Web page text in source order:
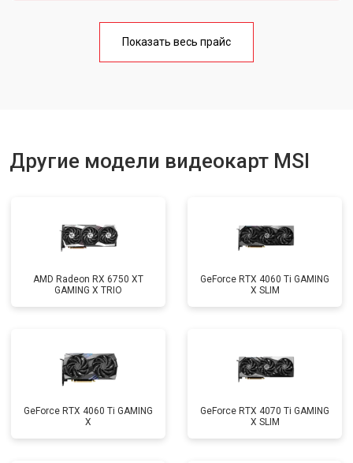
Показать весь прайс
Другие модели видеокарт MSI
AMD Radeon RX 6750 XT
GAMING X TRIO
GeForce RTX 4060 Ti GAMING
X SLIM
GeForce RTX 4060 Ti GAMING
X
GeForce RTX 4070 Ti GAMING
X SLIM